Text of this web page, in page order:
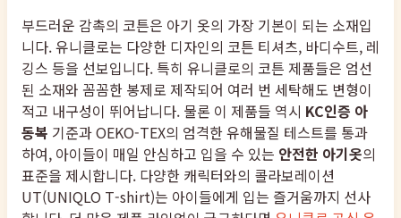
부드러운 감촉의 코튼은 아기 옷의 가장 기본이 되는 소재입
니다. 유니클로는 다양한 디자인의 코튼 티셔츠, 바디수트, 레
깅스 등을 선보입니다. 특히 유니클로의 코튼 제품들은 엄선
된 소재와 꼼꼼한 봉제로 제작되어 여러 번 세탁해도 변형이
적고 내구성이 뛰어납니다. 물론 이 제품들 역시 KC인증 아
동복 기준과 OEKO-TEX의 엄격한 유해물질 테스트를 통과
하여, 아이들이 매일 안심하고 입을 수 있는 안전한 아기옷의
표준을 제시합니다. 다양한 캐릭터와의 콜라보레이션
UT(UNIQLO T-shirt)는 아이들에게 입는 즐거움까지 선사